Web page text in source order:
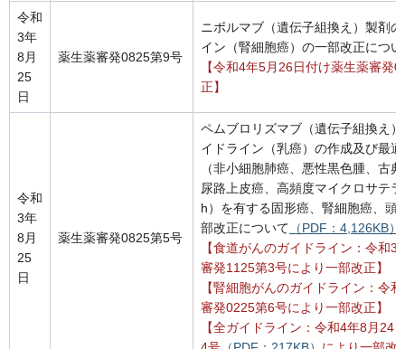
令和
3年
8月
25
日
薬生薬審発0825第9号
ニボルマブ（遺伝子組換え）製剤
イン（腎細胞癌）の一部改正につ
【令和4年5月26日付け薬生薬審発
正】
令和
3年
8月
25
日
薬生薬審発0825第5号
ペムブロリズマブ（遺伝子組換え
イドライン（乳癌）の作成及び最
（非小細胞肺癌、悪性黒色腫、古
尿路上皮癌、高頻度マイクロサテ
h）を有する固形癌、腎細胞癌、頭
部改正について （PDF：4,126KB）
【食道がんのガイドライン：令和
審発1125第3号により一部改正】
【腎細胞がんのガイドライン：令
審発0225第6号により一部改正】
【全ガイドライン：令和4年8月24